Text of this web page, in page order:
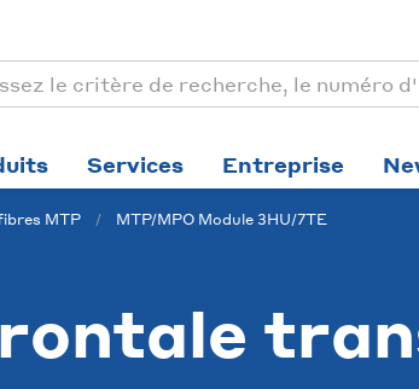
Services Entreprise
MTP MTP/MPO Module 3HU/7TE